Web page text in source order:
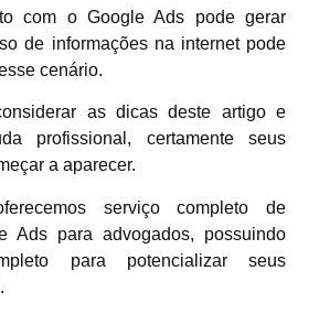
com o Google Ads pode gerar
de informações na internet pode
cenário.
as dicas deste artigo e
profissional, certamente seus
a aparecer.
serviço completo de
Ads para advogados, possuindo
para potencializar seus